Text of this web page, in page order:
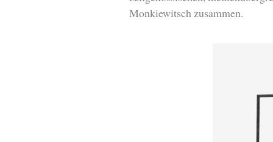
Monkiewitsch zusammen.